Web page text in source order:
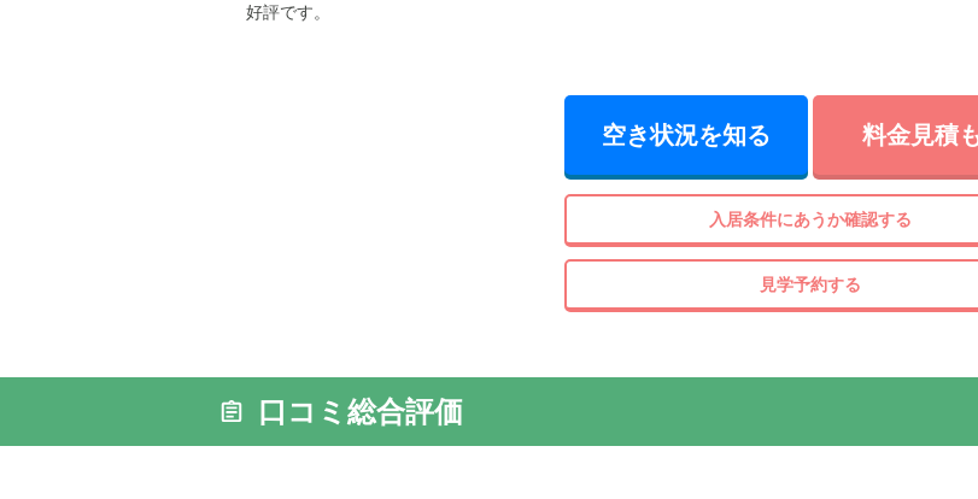
好評です。
空き状況を知る 料金見積
入居条件にあうか確認する
見学予約する
口コミ総合評価